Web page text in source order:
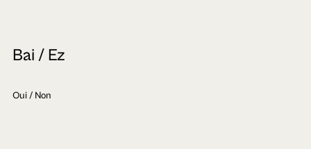
Bai / Ez
Oui / Non